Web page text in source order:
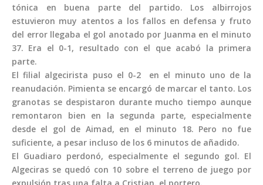
tónica en buena parte del partido. Los albirrojos
estuvieron muy atentos a los fallos en defensa y fruto
del error llegaba el gol anotado por Juanma en el minuto
37. Era el 0-1, resultado con el que acabó la primera
parte.
El filial algecirista puso el 0-2 en el minuto uno de la
reanudación. Pimienta se encargó de marcar el tanto. Los
granotas se despistaron durante mucho tiempo aunque
remontaron bien en la segunda parte, especialmente
desde el gol de Aimad, en el minuto 18. Pero no fue
suficiente, a pesar incluso de los 6 minutos de añadido.
El Guadiaro perdonó, especialmente el segundo gol. El
Algeciras se quedó con 10 sobre el terreno de juego por
expulsión tras una falta a Cristian, el portero.